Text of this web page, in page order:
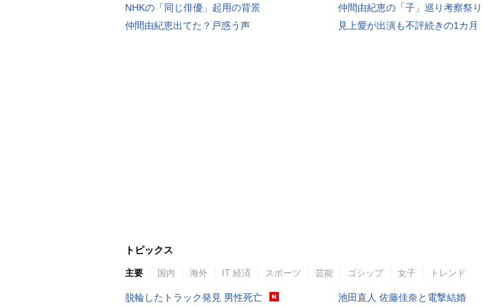
NHKの「同じ俳優」起用の背景
仲間由紀恵の「子」巡り考察祭り
仲間由紀恵出てた？戸惑う声
見上愛が出演も不評続きの1カ月
トピックス
主要 国内 海外 IT 経済 スポーツ 芸能 ゴシップ 女子 トレンド
脱輪したトラック発見 男性死亡
池田直人 佐藤佳奈と電撃結婚